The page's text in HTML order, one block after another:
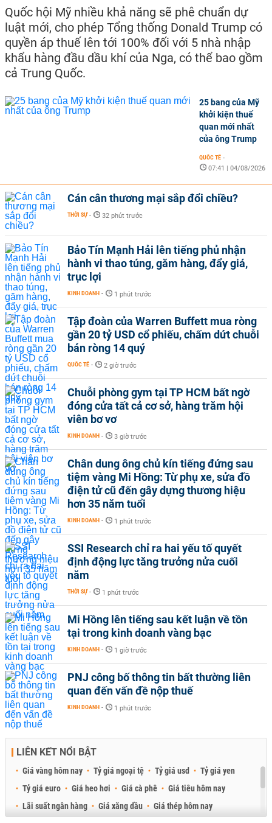
Quốc hội Mỹ nhiều khả năng sẽ phê chuẩn dự
luật mới, cho phép Tổng thống Donald Trump có
quyền áp thuế lên tới 100% đối với 5 nhà nhập
khẩu hàng đầu dầu khí của Nga, có thể bao gồm
cả Trung Quốc.
25 bang của Mỹ
khởi kiện thuế
quan mới nhất
của ông Trump
QUỐC TẾ -
07:41 | 04/08/2026
Cán cân thương mại sắp đổi chiều?
THỜI SỰ - 32 phút trước
Bảo Tín Mạnh Hải lên tiếng phủ nhận
hành vi thao túng, găm hàng, đẩy giá,
trục lợi
KINH DOANH - 1 phút trước
Tập đoàn của Warren Buffett mua ròng
gần 20 tỷ USD cổ phiếu, chấm dứt chuỗi
bán ròng 14 quý
QUỐC TẾ - 2 giờ trước
Chuỗi phòng gym tại TP HCM bất ngờ
đóng cửa tất cả cơ sở, hàng trăm hội
viên bơ vơ
KINH DOANH - 3 giờ trước
Chân dung ông chủ kín tiếng đứng sau
tiệm vàng Mi Hồng: Từ phụ xe, sửa đồ
điện tử cũ đến gây dựng thương hiệu
hơn 35 năm tuổi
KINH DOANH - 1 phút trước
SSI Research chỉ ra hai yếu tố quyết
định động lực tăng trưởng nửa cuối
năm
THỜI SỰ - 1 phút trước
Mi Hồng lên tiếng sau kết luận về tồn
tại trong kinh doanh vàng bạc
KINH DOANH - 1 giờ trước
PNJ công bố thông tin bất thường liên
quan đến vấn đề nộp thuế
KINH DOANH - 1 phút trước
LIÊN KẾT NỔI BẬT
Giá vàng hôm nay Tỷ giá ngoại tệ Tỷ giá usd
Tỷ giá yen
Tỷ giá euro
Giá heo hơi Giá cà phê
Giá tiêu hôm nay
Lãi suất ngân hàng
Giá xăng dầu
Giá thép hôm nay